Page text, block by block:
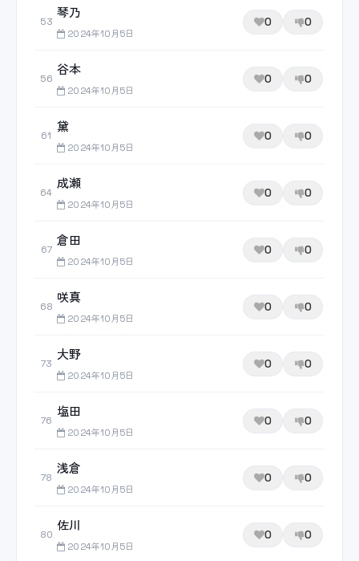
53
琴乃
2024年10月5日
0 0
56
谷本
2024年10月5日
0 0
61
黛
2024年10月5日
0 0
64
成瀬
2024年10月5日
0 0
67
倉田
2024年10月5日
0 0
68
咲真
2024年10月5日
0 0
73
大野
2024年10月5日
0 0
76
塩田
2024年10月5日
0 0
78
浅倉
2024年10月5日
0 0
80
佐川
2024年10月5日
0 0